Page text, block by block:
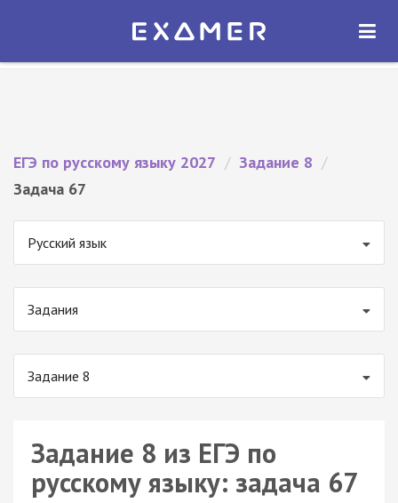
Экзамер — ЕГЭ 2027
ОТКРЫТЬ
ЕГЭ по русскому языку 2027 / Задание 8 /
Задача 67
Русский язык
Задания
Задание 8
Задание 8 из ЕГЭ по
русскому языку: задача 67